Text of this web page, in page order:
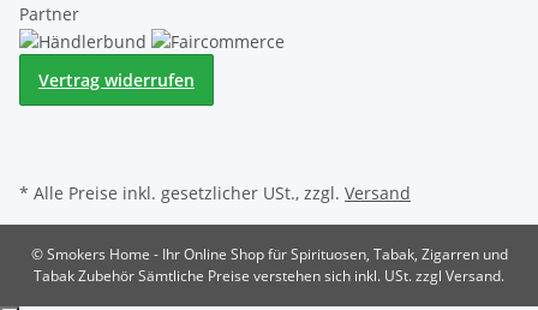
Partner
Vertrag widerrufen
* Alle Preise inkl. gesetzlicher USt., zzgl. Versand
© Smokers Home - Ihr Online Shop für Spirituosen, Tabak, Zigarren und
Tabak ZubehörSämtliche Preise verstehen sich inkl. USt. zzgl Versand.